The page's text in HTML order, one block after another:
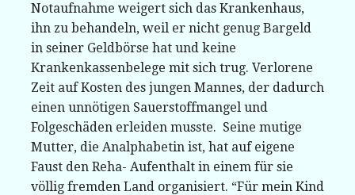
Notaufnahme weigert sich das Krankenhaus,
ihn zu behandeln, weil er nicht genug Bargeld
in seiner Geldbörse hat und keine
Krankenkassenbelege mit sich trug. Verlorene
Zeit auf Kosten des jungen Mannes, der dadurch
einen unnötigen Sauerstoffmangel und
Folgeschäden erleiden musste. Seine mutige
Mutter, die Analphabetin ist, hat auf eigene
Faust den Reha- Aufenthalt in einem für sie
völlig fremden Land organisiert. “Für mein Kind